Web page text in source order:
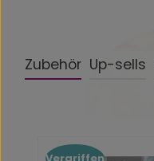
Zubehör Up-sells